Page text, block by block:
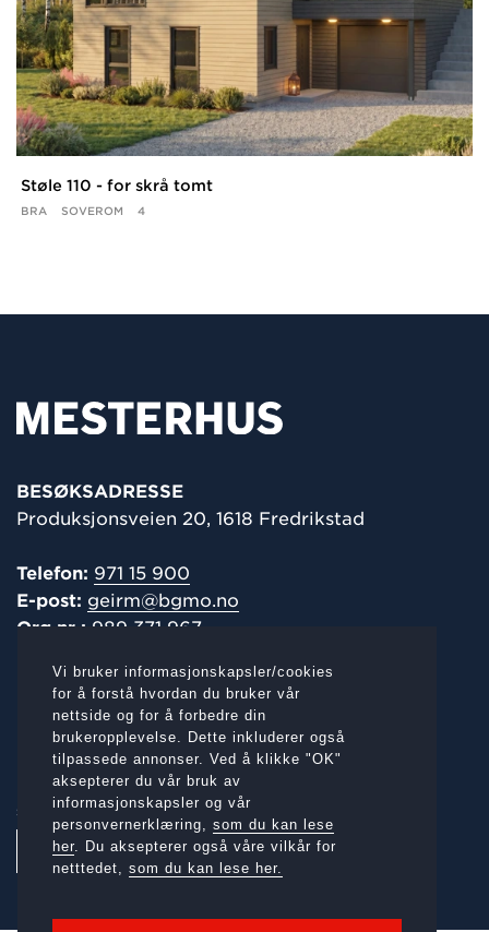
Vi bruker informasjonskapsler/cookies
for å forstå hvordan du bruker vår
nettside og for å forbedre din
brukeropplevelse. Dette inkluderer også
tilpassede annonser. Ved å klikke "OK"
aksepterer du vår bruk av
informasjonskapsler og vår
personvernerklæring, som du kan lese
her . Du aksepterer også våre vilkår for
netttedet, som du kan lese her.
Støle 110 - for skrå tomt
BRA SOVEROM 4
BESØKSADRESSE
Produksjonsveien 20, 1618 Fredrikstad
Telefon: 971 15 900
E-post: geirm@bgmo.no
Org.nr.: 989 371 967
POST-/FAKTURAADRESSE
Produksjonsveien 20, 1618 Fredrikstad
SOSIALE MEDIER: